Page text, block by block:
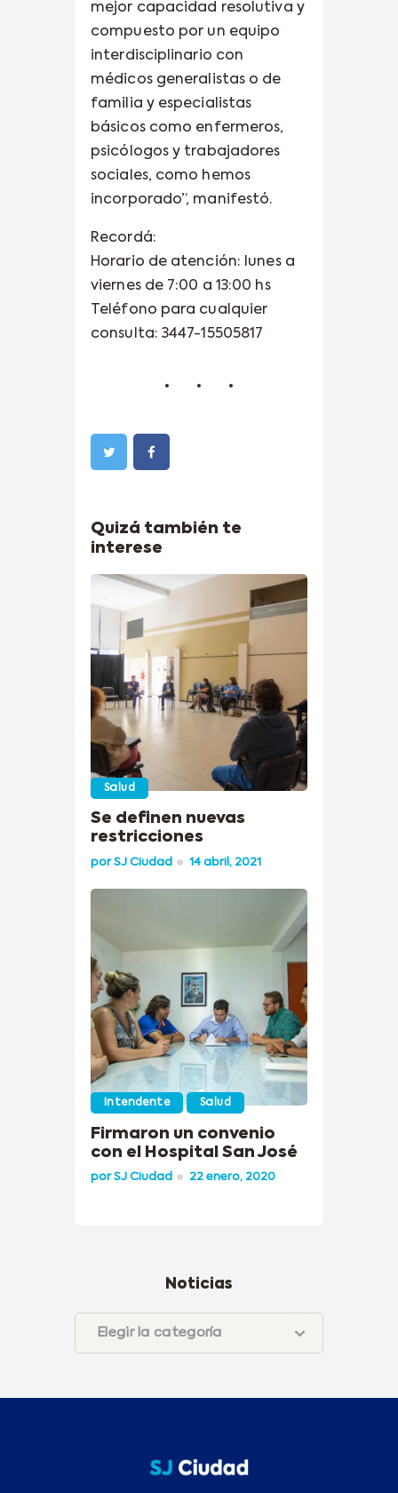
mejor capacidad resolutiva y
compuesto por un equipo
interdisciplinario con
médicos generalistas o de
familia y especialistas
básicos como enfermeros,
psicólogos y trabajadores
sociales, como hemos
incorporado”, manifestó.
Recordá:
Horario de atención: lunes a
viernes de 7:00 a 13:00 hs
Teléfono para cualquier
consulta: 3447-15505817
Quizá también te
interese
Salud
Se definen nuevas
restricciones
porSJ Ciudad 14 abril, 2021
Intendente Salud
Firmaron un convenio
con el Hospital San José
porSJ Ciudad 22 enero, 2020
Noticias